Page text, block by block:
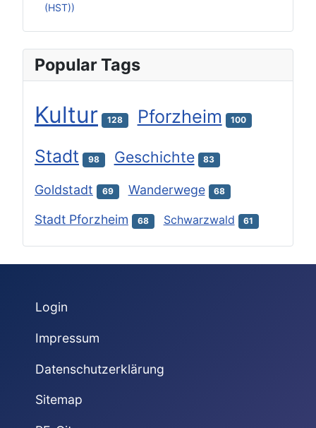
(HST))
Popular Tags
Kultur 128 Pforzheim 100
Stadt 98 Geschichte 83
Goldstadt 69 Wanderwege 68
Stadt Pforzheim 68 Schwarzwald 61
Login
Impressum
Datenschutzerklärung
Sitemap